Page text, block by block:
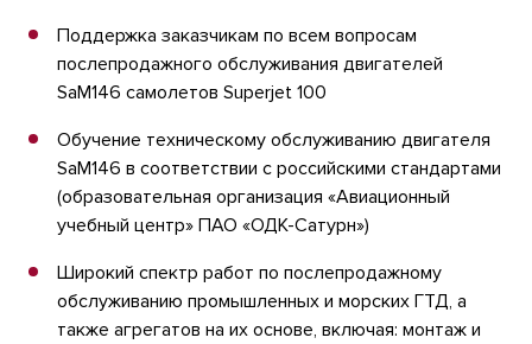
Поддержка заказчикам по всем вопросам
послепродажного обслуживания двигателей
SaM146 самолетов Superjet 100
Обучение техническому обслуживанию двигателя
SaM146 в соответствии с российскими стандартами
(образовательная организация «Авиационный
учебный центр» ПАО «ОДК-Сатурн»)
Широкий спектр работ по послепродажному
обслуживанию промышленных и морских ГТД, а
также агрегатов на их основе, включая: монтаж и